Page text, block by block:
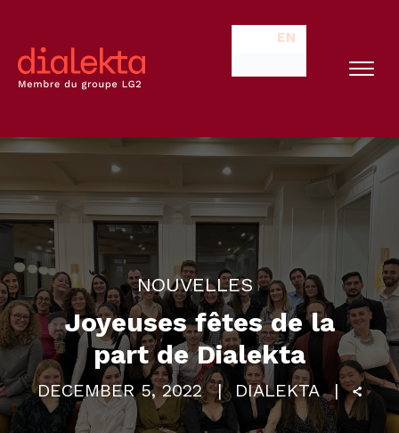
EN
NOUVELLES
Joyeuses fêtes de la
part de Dialekta
DECEMBER 5, 2022 DIALEKTA